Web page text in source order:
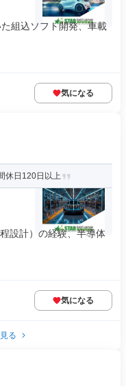
組込ソフト開発、車載
気になる
休日120日以上
設計）の経験、半導体
気になる
る